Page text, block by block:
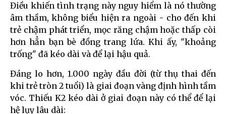
Điều khiến tình trạng này nguy hiểm là nó thường
âm thầm, không biểu hiện ra ngoài - cho đến khi
trẻ chậm phát triển, mọc răng chậm hoặc thấp còi
hơn hẳn bạn bè đồng trang lứa. Khi ấy, "khoảng
trống" đã kéo dài và để lại hậu quả.
Đáng lo hơn, 1.000 ngày đầu đời (từ thụ thai đến
khi trẻ tròn 2 tuổi) là giai đoạn vàng định hình tầm
vóc. Thiếu K2 kéo dài ở giai đoạn này có thể để lại
hệ lụy lâu dài: